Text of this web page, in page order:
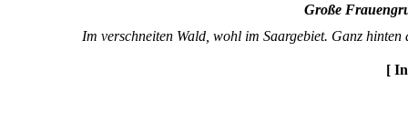
Große
Im verschneiten Wald, wohl im Saargebiet. Ganz hinten
[